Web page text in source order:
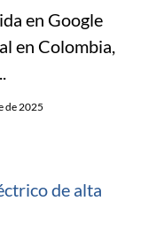
en Google
en Colombia,
de 2025